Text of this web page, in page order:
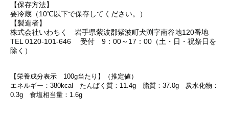
【保存方法】
要冷蔵（10℃以下で保存してください。）
【製造者】
株式会社いわちく 岩手県紫波郡紫波町犬渕字南谷地120番地
TEL 0120-101-646 受付 9：00～17：00（土・日・祝祭日を
除く）
【栄養成分表示 100g当たり】（推定値）
エネルギー：380kcal たんぱく質：11.4g 脂質：37.0g 炭水化物：
0.3g 食塩相当量：1.6g